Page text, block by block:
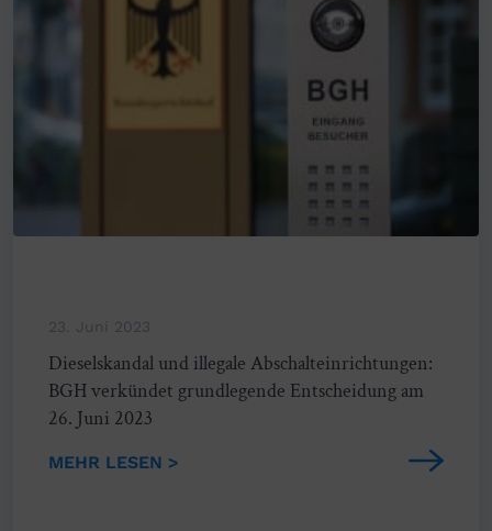
23. Juni 2023
Dieselskandal und illegale Abschalteinrichtungen:
BGH verkündet grundlegende Entscheidung am
26. Juni 2023
MEHR LESEN >